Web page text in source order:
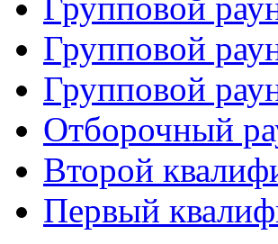
Групповой
Групповой
Отборочный
Второй
Первый